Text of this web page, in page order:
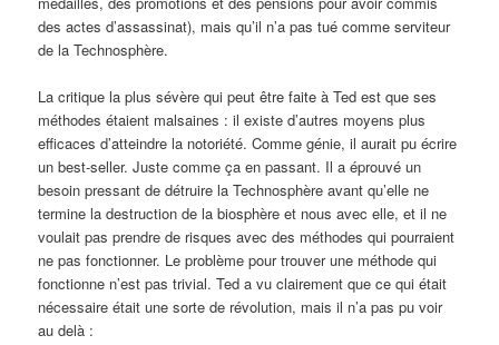
des actes d’assassinat), mais qu’il n’a pas tué comme serviteur
de la Technosphère.
La critique la plus sévère qui peut être faite à Ted est que ses
méthodes étaient malsaines : il existe d’autres moyens plus
efficaces d’atteindre la notoriété. Comme génie, il aurait pu écrire
un best-seller. Juste comme ça en passant. Il a éprouvé un
besoin pressant de détruire la Technosphère avant qu’elle ne
termine la destruction de la biosphère et nous avec elle, et il ne
voulait pas prendre de risques avec des méthodes qui pourraient
ne pas fonctionner. Le problème pour trouver une méthode qui
fonctionne n’est pas trivial. Ted a vu clairement que ce qui était
nécessaire était une sorte de révolution, mais il n’a pas pu voir
au delà :